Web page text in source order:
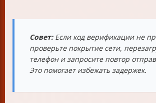
Совет:Если код верификации не
проверьте покрытие сети,
телефон и запросите повтор
Это помогает избежать задержек.